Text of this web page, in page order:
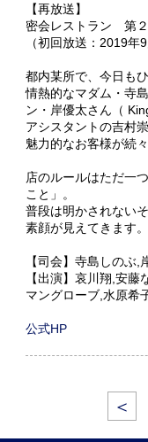
【再放送】
密会レストラン 第
（初回放送：2019年9
都内某所で、今日も
情熱的なマダム・寺
ン・岸優太さん（
アシスタントの吉村
魅力的なお客様が続
店のルールはただ一
こと」。
普段は明かされない
素顔が見えてきます。
【司会】寺島しのぶ,
【出演】哀川翔,安藤
マングローブ,水原希
公式HP
＜